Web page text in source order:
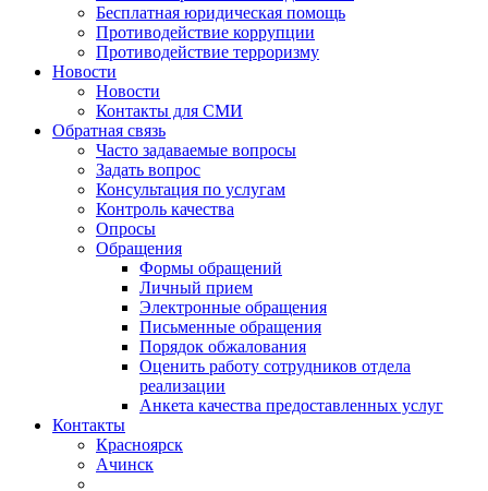
Бесплатная юридическая помощь
Противодействие коррупции
Противодействие терроризму
Новости
Новости
Контакты для СМИ
Обратная связь
Часто задаваемые вопросы
Задать вопрос
Консультация по услугам
Контроль качества
Опросы
Обращения
Формы обращений
Личный прием
Электронные обращения
Письменные обращения
Порядок обжалования
Оценить работу сотрудников отдела
реализации
Анкета качества предоставленных услуг
Контакты
Красноярск
Ачинск